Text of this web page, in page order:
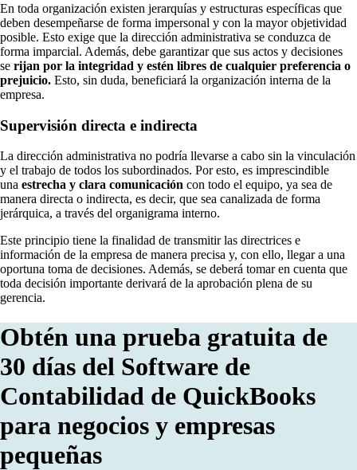
En toda organización existen jerarquías y estructuras específicas que
deben desempeñarse de forma impersonal y con la mayor objetividad
posible. Esto exige que la dirección administrativa se conduzca de
forma imparcial. Además, debe garantizar que sus actos y decisiones
se rijan por la integridad y estén libres de cualquier preferencia o
prejuicio. Esto, sin duda, beneficiará la organización interna de la
empresa.
Supervisión directa e indirecta
La dirección administrativa no podría llevarse a cabo sin la vinculación
y el trabajo de todos los subordinados. Por esto, es imprescindible
una estrecha y clara comunicación con todo el equipo, ya sea de
manera directa o indirecta, es decir, que sea canalizada de forma
jerárquica, a través del organigrama interno.
Este principio tiene la finalidad de transmitir las directrices e
información de la empresa de manera precisa y, con ello, llegar a una
oportuna toma de decisiones. Además, se deberá tomar en cuenta que
toda decisión importante derivará de la aprobación plena de su
gerencia.
Obtén una prueba gratuita de
30 días del Software de
Contabilidad de QuickBooks
para negocios y empresas
pequeñas